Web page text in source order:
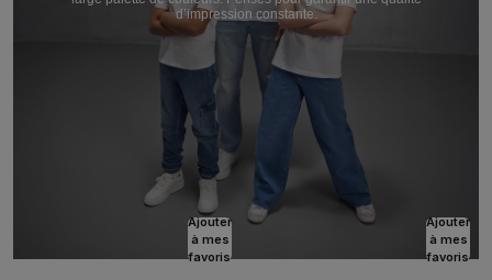
d’impression constante.
Ajouter
à mes
favoris
Ajouter
à mes
favoris